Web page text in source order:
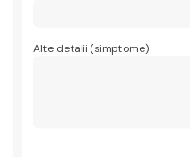
Alte detalii (simptome)